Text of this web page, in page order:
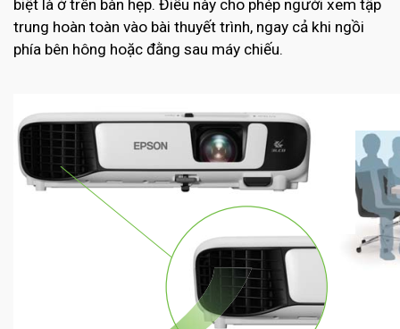
biệt là ở trên bàn hẹp. Điều này cho phép người xem tập
trung hoàn toàn vào bài thuyết trình, ngay cả khi ngồi
phía bên hông hoặc đằng sau máy chiếu.